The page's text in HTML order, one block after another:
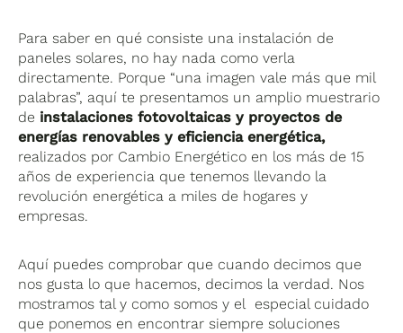
Para saber en qué consiste una instalación de
paneles solares, no hay nada como verla
directamente. Porque “una imagen vale más que mil
palabras”, aquí te presentamos un amplio muestrario
de instalaciones fotovoltaicas y proyectos de
energías renovables y eficiencia energética,
realizados por Cambio Energético en los más de 15
años de experiencia que tenemos llevando la
revolución energética a miles de hogares y
empresas.
Aquí puedes comprobar que cuando decimos que
nos gusta lo que hacemos, decimos la verdad. Nos
mostramos tal y como somos y el especial cuidado
que ponemos en encontrar siempre soluciones